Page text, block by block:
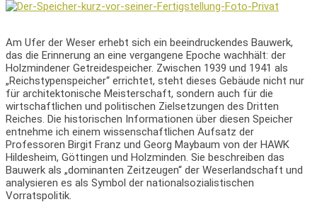
Am Ufer der Weser erhebt sich ein beeindruckendes Bauwerk,
das die Erinnerung an eine vergangene Epoche wachhält: der
Holzmindener Getreidespeicher. Zwischen 1939 und 1941 als
„Reichstypenspeicher“ errichtet, steht dieses Gebäude nicht nur
für architektonische Meisterschaft, sondern auch für die
wirtschaftlichen und politischen Zielsetzungen des Dritten
Reiches. Die historischen Informationen über diesen Speicher
entnehme ich einem wissenschaftlichen Aufsatz der
Professoren Birgit Franz und Georg Maybaum von der HAWK
Hildesheim, Göttingen und Holzminden. Sie beschreiben das
Bauwerk als „dominanten Zeitzeugen“ der Weserlandschaft und
analysieren es als Symbol der nationalsozialistischen
Vorratspolitik.